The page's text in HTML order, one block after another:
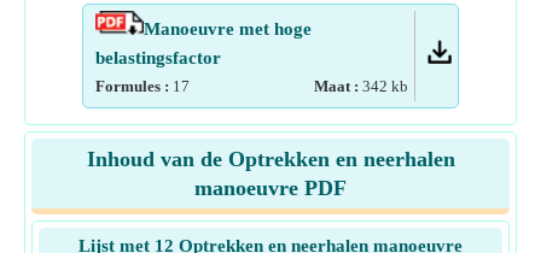
Manoeuvre met hoge
belastingsfactor
Formules : 17 Maat : 342 kb
Inhoud van de Optrekken en neerhalen
manoeuvre PDF
Lijst met 12 Optrekken en neerhalen manoeuvre